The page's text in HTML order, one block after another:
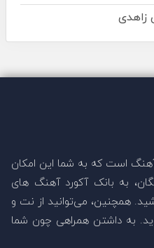
زاهدی
آهنگ است که به شما این امکان
به بانک آکورد آهنگ های
همچنین، می‌توانید از نت و
به داشتن همراهی چون شما